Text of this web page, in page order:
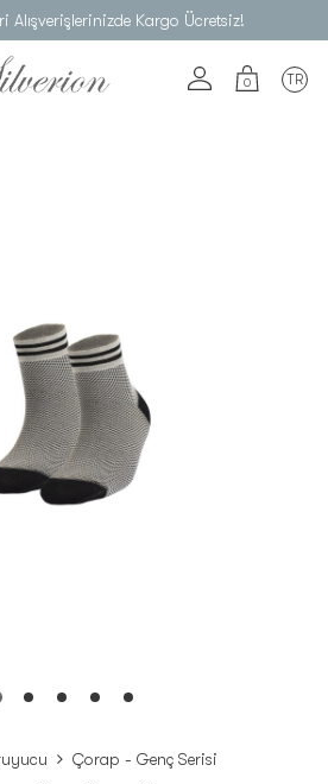
Alışverişlerinizde Kargo Ücretsiz!
0 TR
Çorap - Genç Serisi